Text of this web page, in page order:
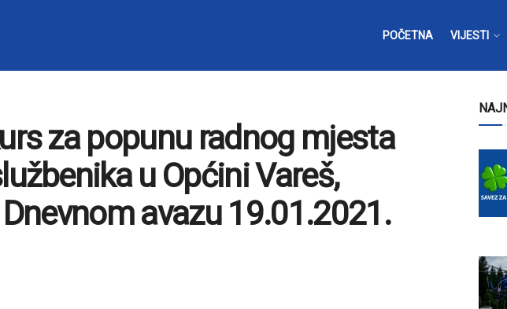
POČETNA VIJESTI
za popunu radnog mjesta
u Općini Vareš,
avazu 19.01.2021.